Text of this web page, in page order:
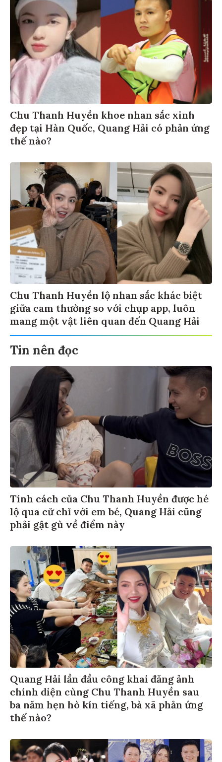
Chu Thanh Huyền khoe nhan sắc xinh
đẹp tại Hàn Quốc, Quang Hải có phản ứng
thế nào?
Chu Thanh Huyền lộ nhan sắc khác biệt
giữa cam thường so với chụp app, luôn
mang một vật liên quan đến Quang Hải
Tin nên đọc
Tính cách của Chu Thanh Huyền được hé
lộ qua cử chỉ với em bé, Quang Hải cũng
phải gật gù về điểm này
Quang Hải lần đầu công khai đăng ảnh
chính diện cùng Chu Thanh Huyền sau
ba năm hẹn hò kín tiếng, bà xã phản ứng
thế nào?